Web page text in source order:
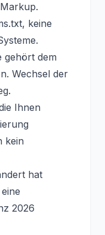
keine
gehört dem
Wechsel der
Ihnen
kein
hat
2026